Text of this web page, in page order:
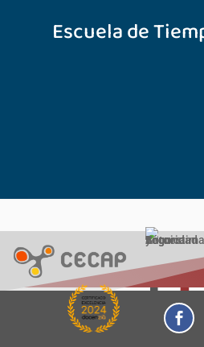
Escuela de
